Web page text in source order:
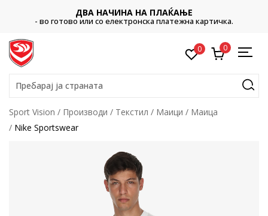
ДВА НАЧИНА НА ПЛАЌАЊЕ
- во готово или со електронска платежна картичка.
0 0
Пребарај ја страната
Sport Vision Производи Текстил Маици
Маица
Nike Sportswear